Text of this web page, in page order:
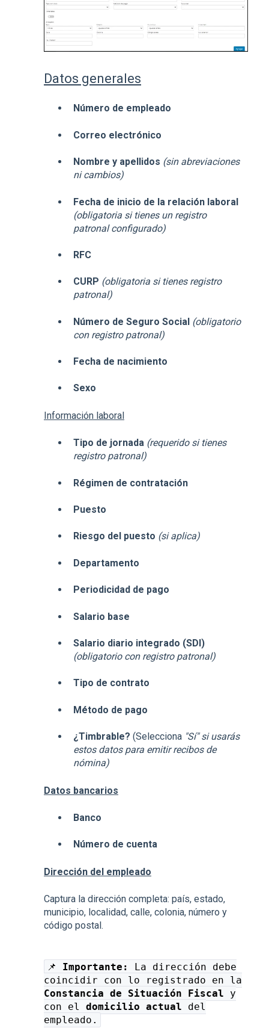
Datos generales
Número de empleado
Correo electrónico
Nombre y apellidos (sin abreviaciones
ni cambios)
Fecha de inicio de la relación laboral
(obligatoria si tienes un registro
patronal configurado)
RFC
CURP (obligatoria si tienes registro
patronal)
Número de Seguro Social (obligatorio
con registro patronal)
Fecha de nacimiento
Sexo
Información laboral
Tipo de jornada (requerido si tienes
registro patronal)
Régimen de contratación
Puesto
Riesgo del puesto (si aplica)
Departamento
Periodicidad de pago
Salario base
Salario diario integrado (SDI)
(obligatorio con registro patronal)
Tipo de contrato
Método de pago
¿Timbrable? (Selecciona "Sí" si usarás
estos datos para emitir recibos de
nómina)
Datos bancarios
Banco
Número de cuenta
Dirección del empleado
Captura la dirección completa: país, estado,
municipio, localidad, calle, colonia, número y
código postal.
📌 Importante:
La dirección debe
coincidir con lo registrado en la
Constancia de Situación Fiscal y
con el domicilio actual del
empleado.